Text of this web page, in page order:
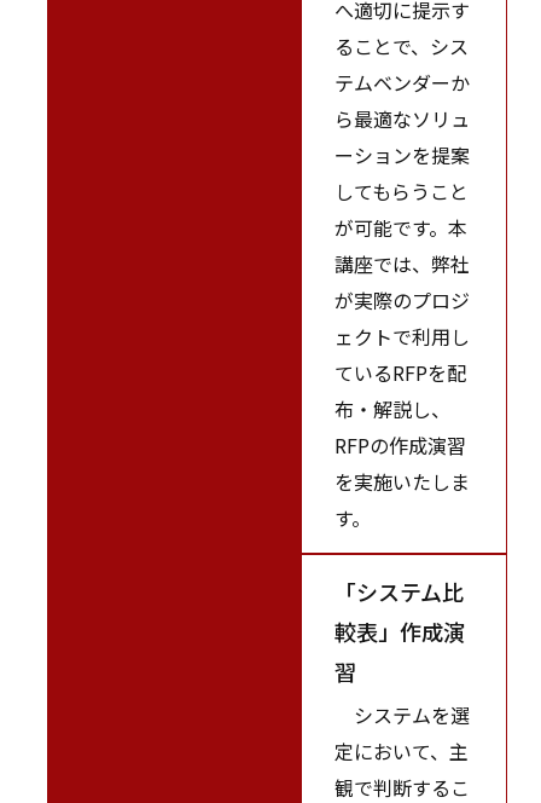
へ適切に提示す
ることで、シス
テムベンダーか
ら最適なソリュ
ーションを提案
してもらうこと
が可能です。本
講座では、弊社
が実際のプロジ
ェクトで利用し
ているRFPを配
布・解説し、
RFPの作成演習
を実施いたしま
す。
「システム比
較表」作成演
習
システムを選
定において、主
観で判断するこ